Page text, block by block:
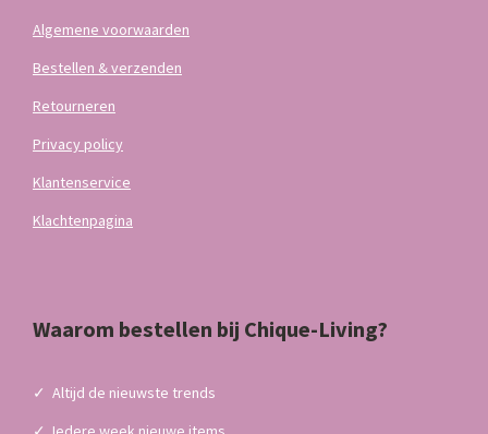
Algemene voorwaarden
Bestellen & verzenden
Retourneren
Privacy policy
Klantenservice
Klachtenpagina
Waarom bestellen bij Chique-Living?
✓ Altijd de nieuwste trends